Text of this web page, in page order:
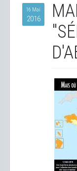
16 Mai
2016